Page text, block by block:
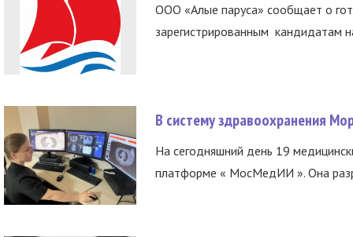
ООО «Алые паруса» сообщает о
зарегистрированным кандидатам
В систему здравоохранения
На сегодняшний день 19
платформе « МосМедИИ ». Она